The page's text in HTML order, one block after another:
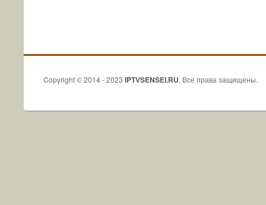
Copyright © 2014 - 2023 IPTVSENSEI.RU. Все права защищены.